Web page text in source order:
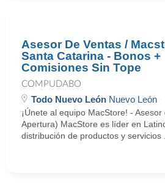
Asesor De Ventas /
Santa Catarina - Bonos +
Comisiones Sin Tope
COMPUDABO
Todo Nuevo León Nuevo León
¡Únete al equipo MacStore! -
Apertura) MacStore es líder en
distribución de productos y servicios